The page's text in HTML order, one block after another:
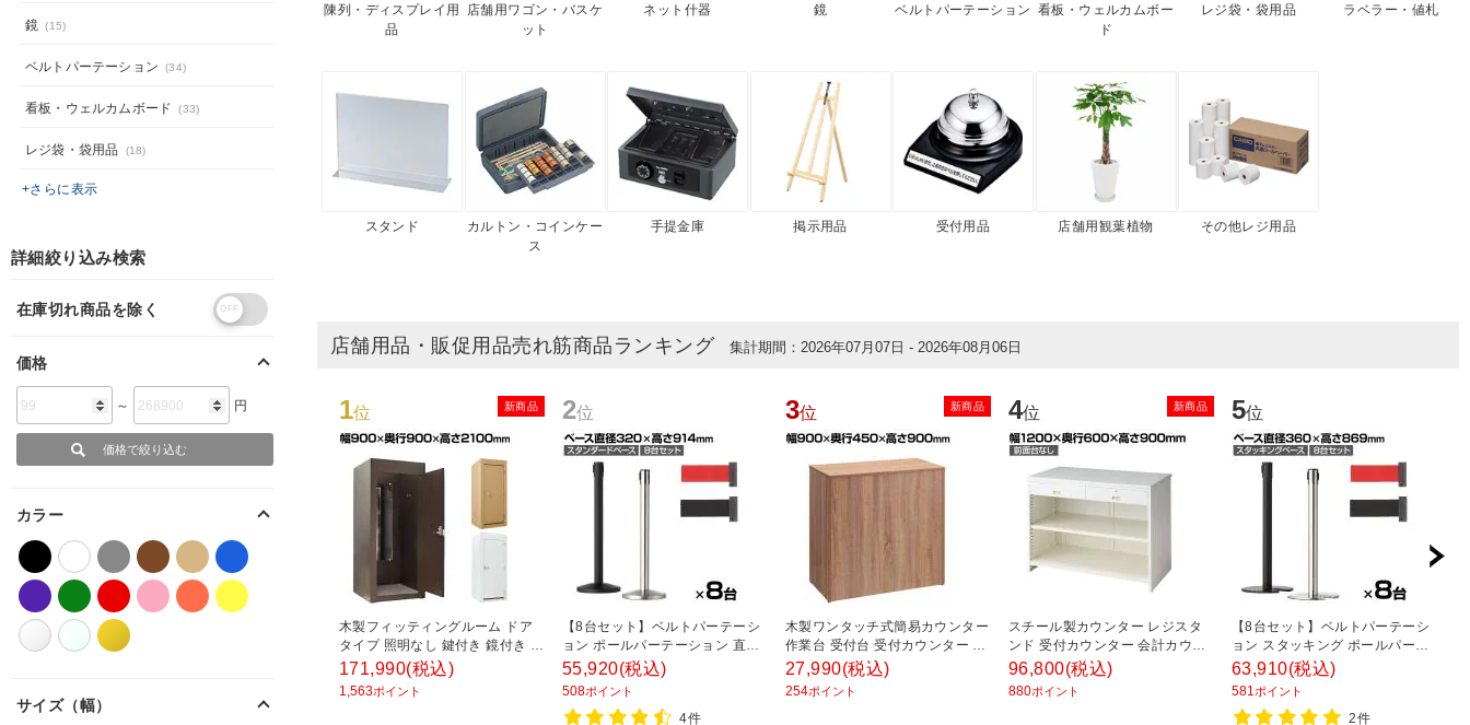
陳列・ディスプレイ用
品
店舗用ワゴン・バスケ
ット
ネット什器 鏡 ベルトパーテーション 看板・ウェルカムボー
ド
レジ袋・袋用品 ラベラー・値札
スタンド
カルトン・コインケー
ス
手提金庫 掲示用品 受付用品 店舗用観葉植物 その他レジ用品
店舗用品・販促用品売れ筋商品ランキング 集計期間：2026年07月07日 - 2026年08月06日
1位 新商品
木製フィッティングルーム ドア
タイプ 照明なし 鍵付き 鏡付き 試
着室 更衣室 防炎 幅900×奥行
900×高さ2100mm
171,990(税込)
1,563ポイント
2位
【8台セット】ベルトパーテーシ
ョン ポールパーテーション 直径
320×高さ914mm 整列 ガイドポ
ール イベント エントランス
55,920(税込)
508ポイント
4件
3位 新商品
木製ワンタッチ式簡易カウンター
作業台 受付台 受付カウンター ハ
イカウンター レジカウンター ラ
スティック柄 幅900×奥行450×高
さ900mm 接客
27,990(税込)
254ポイント
4位 新商品
スチール製カウンター レジスタ
ンド 受付カウンター 会計カウン
ター 前面台なし コード穴 店舗什
器 接客 業務用 幅1200×奥行
600×高さ900mm
96,800(税込)
880ポイント
5位
【8台セット】ベルトパーテーシ
ョン スタッキング ポールパーテ
ーション 直径360×高さ869mm
整列 ガイドポール エントランス
63,910(税込)
581ポイント
2件
鏡 (15)
ベルトパーテーション (34)
看板・ウェルカムボード (33)
レジ袋・袋用品 (18)
+さらに表示
詳細絞り込み検索
在庫切れ商品を除く
価格
～ 円
カラー
サイズ（幅）